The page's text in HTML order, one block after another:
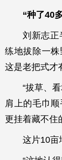
“种了40
刘新志正
练地拔除一
这是老把式才
“拔草、
肩上的毛巾
更挂着藏不住
这片10亩